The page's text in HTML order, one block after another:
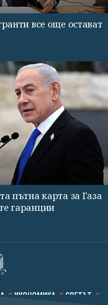
все още остават
пътна карта за Газа
гаранции
ИКОНОМИКА СВЕТЪТ